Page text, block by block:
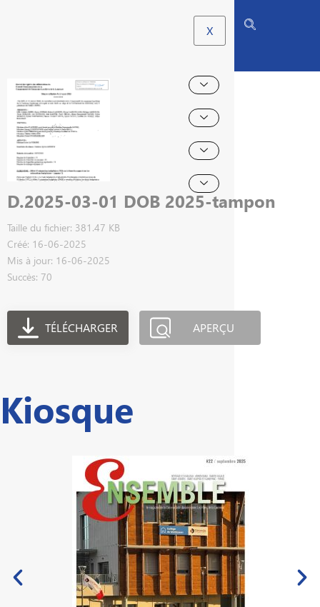
X
D.2025-03-01 DOB 2025-tampon
Taille du fichier: 381.47 KB
Créé: 16-06-2025
Mis à jour: 16-06-2025
Succès: 70
TÉLÉCHARGER APERÇU
Kiosque